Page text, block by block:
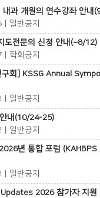
과 개원의 연수강좌 안내
일반공지
도전문의 신청 안내(~8/12)
학회공지
구회] KSSG Annual
일반공지
내(10/24-25)
일반공지
년 통합 포럼
일반공지
Updates 2026 참가자 지원